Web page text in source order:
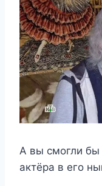
А вы смогли бы
актёра в его